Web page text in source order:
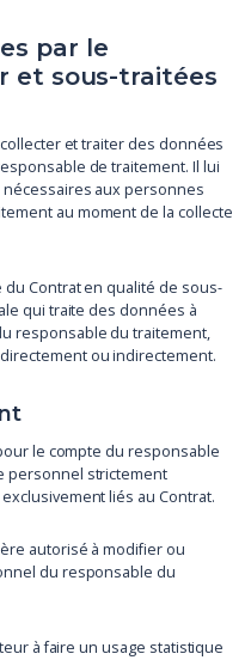
par le
et sous-traitées
et traiter des données
de traitement. Il lui
aux personnes
au moment de la collecte
du Contrat en qualité de sous-
qui traite des données à
responsable du traitement,
ou indirectement.
le compte du responsable
personnel strictement
liés au Contrat.
autorisé à modifier ou
du responsable du
à faire un usage statistique